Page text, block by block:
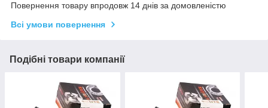
Повернення товару впродовж 14 днів за домовленістю
Всі умови повернення
Подібні товари компанії